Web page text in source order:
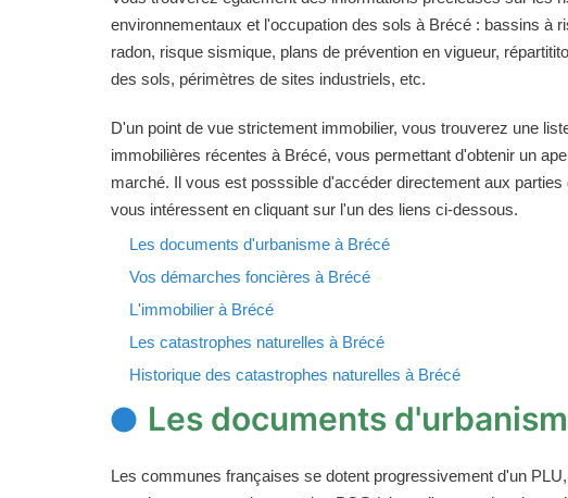
environnementaux et l'occupation des sols à Brécé : bassins à
radon, risque sismique, plans de prévention en vigueur,
des sols, périmètres de sites industriels, etc.
D'un point de vue strictement immobilier, vous trouverez une
immobilières récentes à Brécé, vous permettant d'obtenir un
marché. Il vous est posssible d'accéder directement aux parties
vous intéressent en cliquant sur l'un des liens ci-dessous.
Les documents d'urbanisme à Brécé
Vos démarches foncières à Brécé
L'immobilier à Brécé
Les catastrophes naturelles à Brécé
Historique des catastrophes naturelles à Brécé
Les documents
Les communes françaises se dotent progressivement d'un PLU,